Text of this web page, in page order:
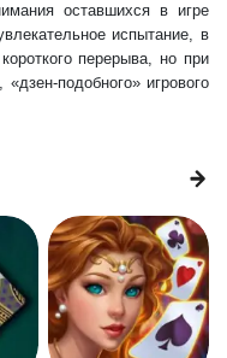
оставшихся в игре
испытание, в
перерыва, но при
подобного» игрового